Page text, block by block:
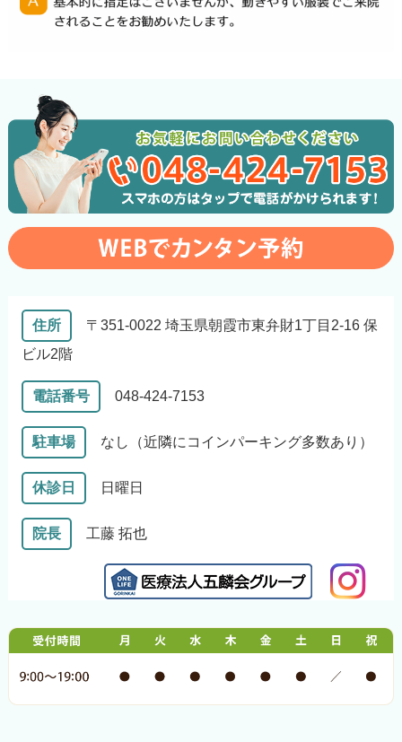
住所
〒351-0022 埼玉県朝霞市東弁財1丁目2-16 保
ビル2階
電話番号 048-424-7153
駐車場 なし（近隣にコインパーキング多数あり）
休診日 日曜日
院長 工藤 拓也